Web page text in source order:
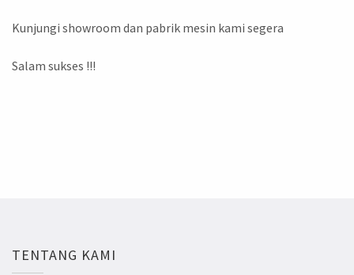
Kunjungi showroom dan pabrik mesin kami segera
Salam sukses !!!
TENTANG KAMI